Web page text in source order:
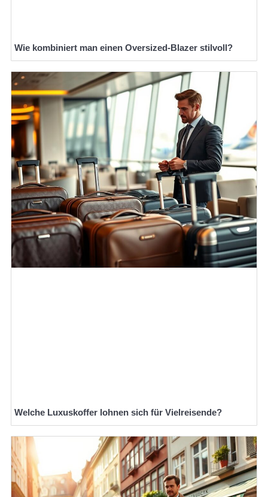
Wie kombiniert man einen Oversized-Blazer stilvoll?
Welche Luxuskoffer lohnen sich für Vielreisende?